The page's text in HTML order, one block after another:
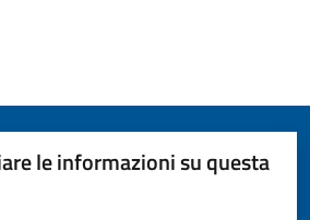
le informazioni su questa